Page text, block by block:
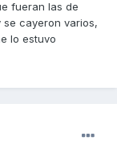
fueran las de
cayeron varios,
lo estuvo